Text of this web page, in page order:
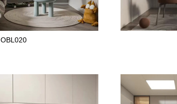
OBL020